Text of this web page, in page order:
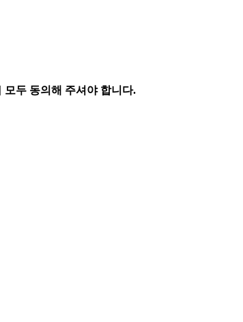
모두 동의해 주셔야 합니다.